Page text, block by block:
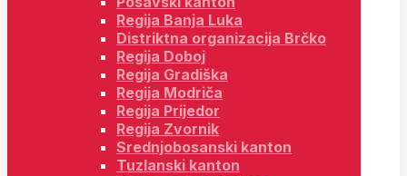
Regija Banja Luka
Distriktna organizacija Brčko
Regija Doboj
Regija Gradiška
Regija Modriča
Regija Prijedor
Regija Zvornik
Srednjobosanski kanton
Tuzlanski kanton